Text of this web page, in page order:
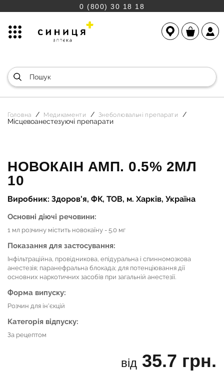
0 (800) 30 18 18
Головна Медикаменти Знеболювальні препарати
Місцевоанестезуючі препарати
НОВОКАІН АМП. 0.5% 2МЛ
10
Виробник: Здоров'я, ФК, ТОВ, м. Харків, Україна
Основні діючі речовини:
1 мл розчину містить новокаїну - 5.0 мг
Показання для застосування:
Інфільтраційна, провідникова, епідуральна і спинномозкова
анестезія; паранефральна блокада; для потенціювання дії
основних наркотичних засобів при загальній анестезії.
Форма випуску:
Розчин для ін'єкцій
Категорія відпуску:
За рецептом
від 35.7 грн.